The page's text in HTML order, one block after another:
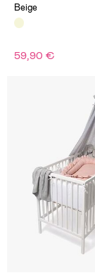
Beige
59,90 €